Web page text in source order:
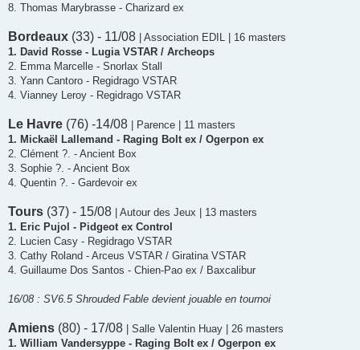
8. Thomas Marybrasse - Charizard ex
Bordeaux (33) - 11/08 | Association EDIL | 16 masters
1. David Rosse - Lugia VSTAR / Archeops
2. Emma Marcelle - Snorlax Stall
3. Yann Cantoro - Regidrago VSTAR
4. Vianney Leroy - Regidrago VSTAR
Le Havre (76) -14/08 | Parence | 11 masters
1. Mickaël Lallemand - Raging Bolt ex / Ogerpon ex
2. Clément ?. - Ancient Box
3. Sophie ?. - Ancient Box
4. Quentin ?. - Gardevoir ex
Tours (37) - 15/08 | Autour des Jeux | 13 masters
1. Eric Pujol - Pidgeot ex Control
2. Lucien Casy - Regidrago VSTAR
3. Cathy Roland - Arceus VSTAR / Giratina VSTAR
4. Guillaume Dos Santos - Chien-Pao ex / Baxcalibur
16/08 : SV6.5 Shrouded Fable devient jouable en tournoi
Amiens (80) - 17/08 | Salle Valentin Huay | 26 masters
1. William Vandersyppe - Raging Bolt ex / Ogerpon ex